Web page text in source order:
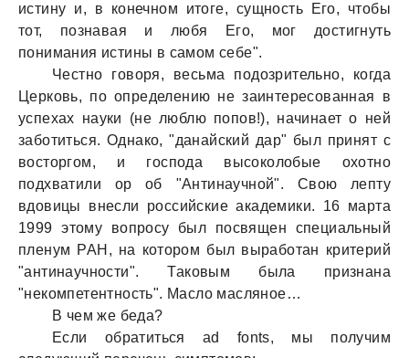
истину и, в конечном итоге, сущность Его, чтобы
тот, познавая и любя Его, мог достигнуть
понимания истины в самом себе".
Честно говоря, весьма подозрительно, когда
Церковь, по определению не заинтересованная в
успехах науки (не люблю попов!), начинает о ней
заботиться. Однако, "данайский дар" был принят с
восторгом, и господа высоколобые охотно
подхватили ор об "Антинаучной". Свою лепту
вдовицы внесли российские академики. 16 марта
1999 этому вопросу был посвящен специальный
пленум РАН, на котором был выработан критерий
"антинаучности". Таковым была признана
"некомпетентность". Масло масляное…
В чем же беда?
Если обратиться ad fonts, мы получим